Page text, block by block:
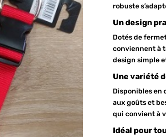
robuste
Un design
Dotés de
conviennent à
design simple
Une variété
Disponibles en
aux goûts et
qui convient à
Idéal pour